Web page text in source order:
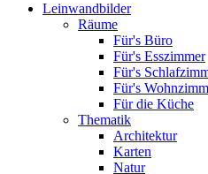
Leinwandbilder
Räume
Für's Büro
Für's Esszimmer
Für's
Für's
Für die Küche
Thematik
Architektur
Karten
Natur